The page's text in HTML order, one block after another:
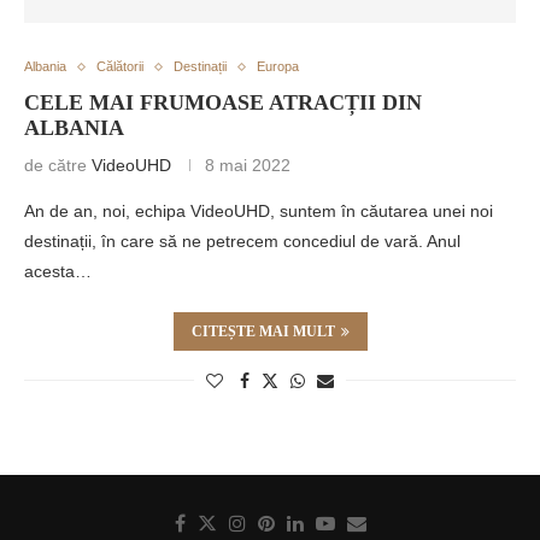
Albania Călătorii Destinații Europa
CELE MAI FRUMOASE ATRACȚII DIN
ALBANIA
de către VideoUHD 8 mai 2022
An de an, noi, echipa VideoUHD, suntem în căutarea unei noi
destinații, în care să ne petrecem concediul de vară. Anul
acesta…
CITEȘTE MAI MULT